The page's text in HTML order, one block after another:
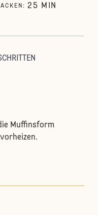
: 25 MIN
Muffinsform